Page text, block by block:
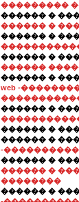
���������
������ �
������ �
������ �
������ �
������
������ �
web -
������ �
������ �
������ �
-
������ �
������ �
��������
������ �